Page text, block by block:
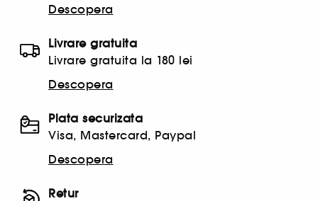
Descopera
Livrare gratuita
Livrare gratuita la 180 lei
Descopera
Plata securizata
Visa, Mastercard, Paypal
Descopera
Retur